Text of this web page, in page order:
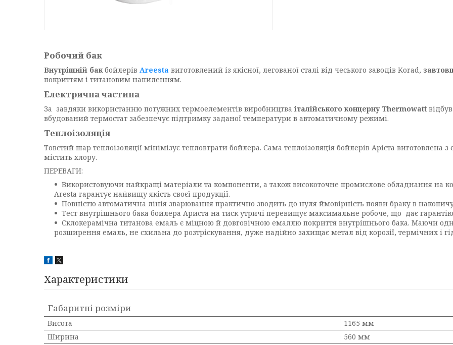
Робочий бак
Внутрішній бакбойлерів Areesta виготовлений із якісної, легованої сталі від чеського заводів Korad,
покриттям і титановим напиленням.
Електрична частина
За завдяки використанню потужних термоелементів виробництва італійського концерну Thermowatt
вбудований термостат забезпечує підтримку заданої температури в автоматичному режимі.
Теплоізоляція
Товстий шар теплоізоляції мінімізує тепловтрати бойлера. Сама теплоізоляція бойлерів Аріста виготовлена
містить хлору.
ПЕРЕВАГИ:
Використовуючи найкращі матеріали та компоненти, а також високоточне промислове обладнання на
Aresta гарантує найвищу якість своєї продукції.
Повністю автоматична лінія зварювання практично зводить до нуля ймовірність появи браку в
Тест внутрішнього бака бойлера Ариста на тиск утричі перевищує максимальне робоче, що дає
Склокерамічна титанова емаль є міцною й довговічною емаллю покриття внутрішнього бака. Маючи
розширення емаль, не схильна до розтріскування, дуже надійно захищає метал від корозії, термічних і
Характеристики
Габаритні розміри
Висота
1165 мм
Ширина
560 мм